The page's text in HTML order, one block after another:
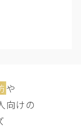
や
向けの